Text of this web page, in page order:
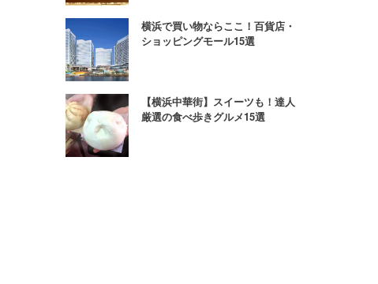
横浜で買い物ならここ！百貨店・
ショッピングモール15選
【横浜中華街】スイーツも！達人
厳選の食べ歩きグルメ15選